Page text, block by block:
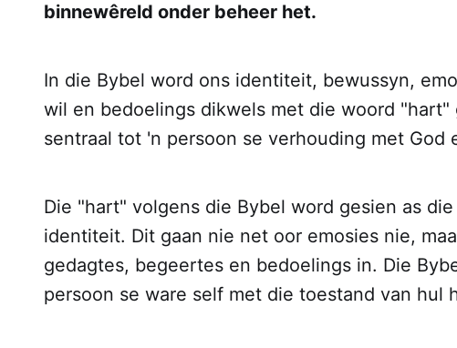
binnewêreld onder beheer het.
In die Bybel word ons identiteit, bewussyn,
wil en bedoelings dikwels met die woord "hart"
sentraal tot 'n persoon se verhouding met God
Die "hart" volgens die Bybel word gesien as
identiteit. Dit gaan nie net oor emosies nie,
gedagtes, begeertes en bedoelings in. Die
persoon se ware self met die toestand van hul